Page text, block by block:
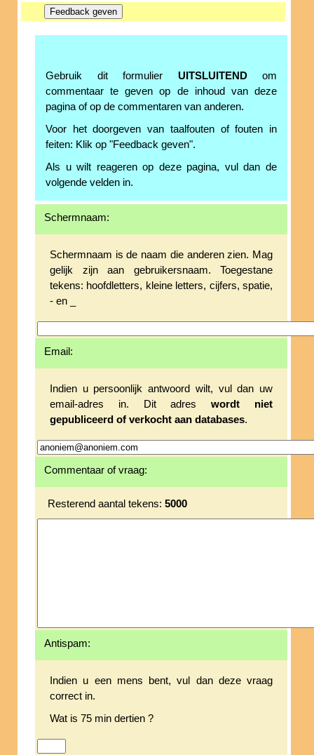
Gebruik dit formulier UITSLUITENDom
commentaar te geven op de inhoud van deze
pagina of op de commentaren van anderen.
Voor het doorgeven van taalfouten of fouten in
feiten: Klik op "Feedback geven".
Als u wilt reageren op deze pagina, vul dan de
volgende velden in.
Schermnaam:
Schermnaam is de naam die anderen zien. Mag
gelijk zijn aan gebruikersnaam. Toegestane
tekens: hoofdletters, kleine letters, cijfers, spatie,
- en _
Email:
Indien u persoonlijk antwoord wilt, vul dan uw
email-adres in. Dit adreswordt niet
gepubliceerd of verkocht aan databases.
Commentaar of vraag:
Resterend aantal tekens: 5000
Antispam:
Indien u een mens bent, vul dan deze vraag
correct in.
Wat is 75 min dertien ?